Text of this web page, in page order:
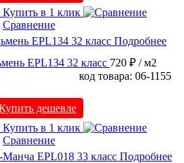
Купить в 1 клик
Сравнение
Подробнее
EPL134 32 класс 720 ₽ / м2
код товара: 06-1155
дешевле
Купить в 1 клик
Сравнение
Подробнее